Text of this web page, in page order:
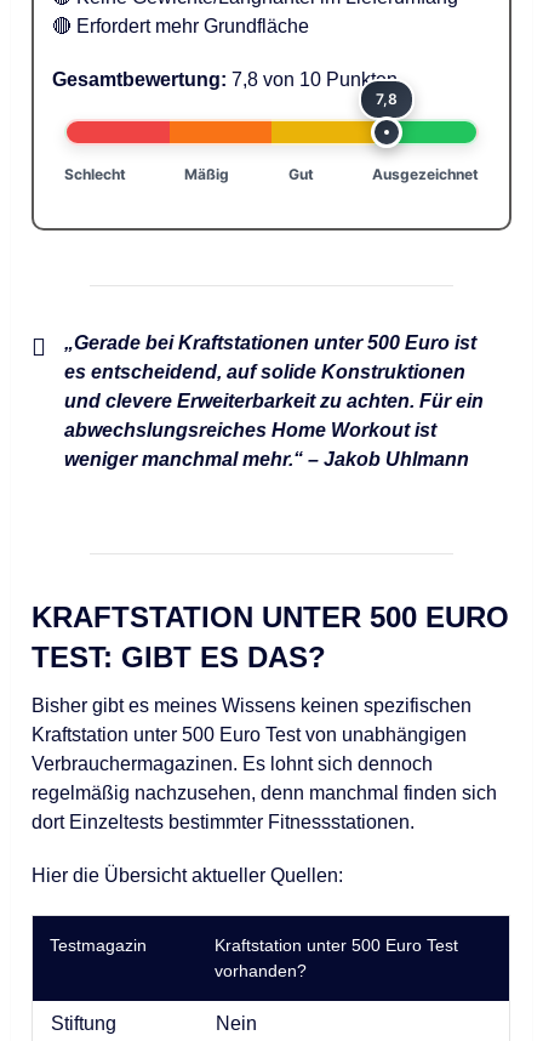
🔴 Erfordert mehr Grundfläche
Gesamtbewertung: 7,8 von 10 Punkten
7,8
Schlecht Mäßig Gut Ausgezeichnet
„Gerade bei Kraftstationen unter 500 Euro ist
es entscheidend, auf solide Konstruktionen
und clevere Erweiterbarkeit zu achten. Für ein
abwechslungsreiches Home Workout ist
weniger manchmal mehr.“ – Jakob Uhlmann
KRAFTSTATION UNTER 500 EURO
TEST: GIBT ES DAS?
Bisher gibt es meines Wissens keinen spezifischen
Kraftstation unter 500 Euro Test von unabhängigen
Verbrauchermagazinen. Es lohnt sich dennoch
regelmäßig nachzusehen, denn manchmal finden sich
dort Einzeltests bestimmter Fitnessstationen.
Hier die Übersicht aktueller Quellen:
Testmagazin
Kraftstation unter 500 Euro Test
vorhanden?
Stiftung
Nein